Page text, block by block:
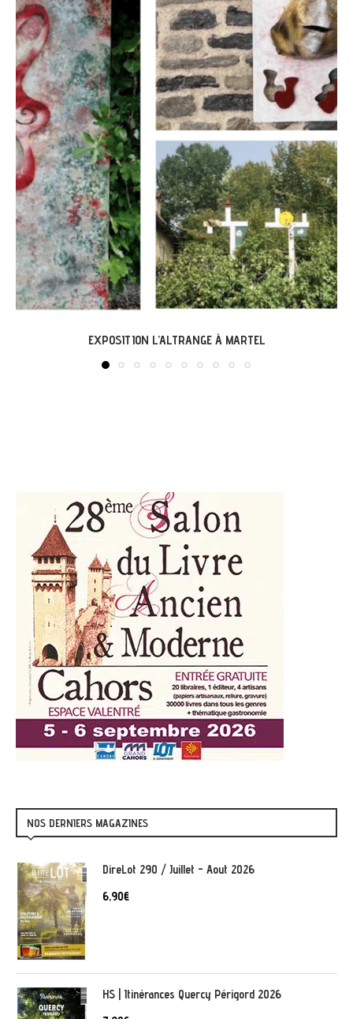
LABASTIDE-DU-VERT : EXPO « ARBONIRISME »
NOS DERNIERS MAGAZINES
DireLot 290 / Juillet - Aout 2026
6,90€
HS | Itinérances Quercy Périgord 2026